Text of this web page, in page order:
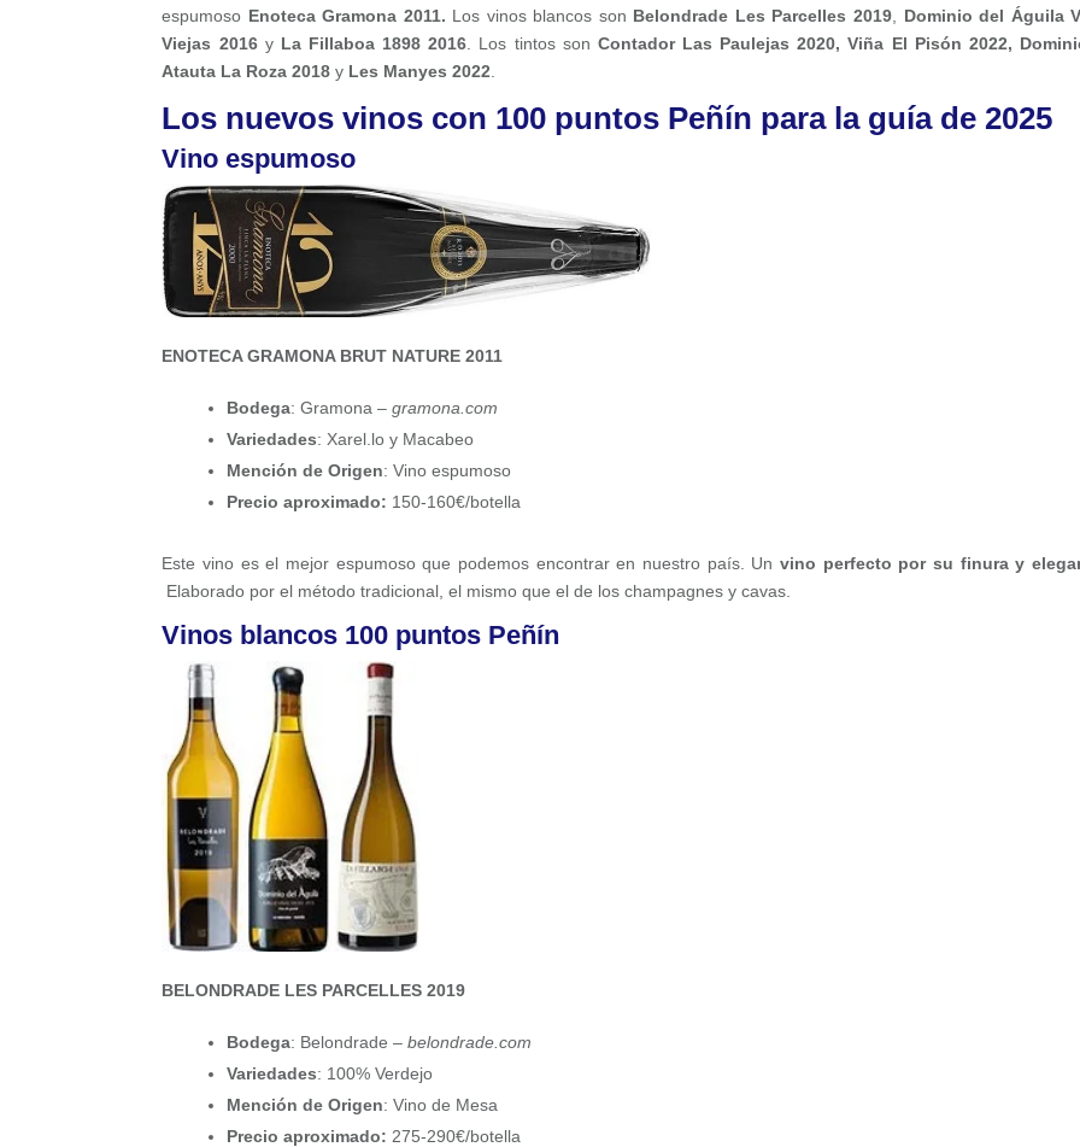
espumoso Enoteca Gramona 2011. Los vinos blancos son Belondrade Les Parcelles 2019, Dominio del Águila
Viejas 2016y La Fillaboa 1898 2016. Los tintos son Contador Las Paulejas 2020, Viña El Pisón 2022,
Atauta La Roza 2018 y Les Manyes 2022.
Los nuevos vinos con 100 puntos Peñín para la guía de 2025
Vino espumoso
ENOTECA GRAMONA BRUT NATURE 2011
Bodega: Gramona –gramona.com
Variedades: Xarel.lo y Macabeo
Mención de Origen: Vino espumoso
Precio aproximado: 150-160€/botella
Este vino es el mejor espumoso que podemos encontrar en nuestro país. Unvino perfecto por su finura y
Elaborado por el método tradicional, el mismo que el de los champagnes y cavas.
Vinos blancos 100 puntos Peñín
BELONDRADE LES PARCELLES 2019
Bodega: Belondrade –belondrade.com
Variedades: 100% Verdejo
Mención de Origen: Vino de Mesa
Precio aproximado: 275-290€/botella